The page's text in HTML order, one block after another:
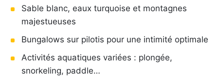
Sable blanc, eaux turquoise et montagnes
majestueuses
Bungalows sur pilotis pour une intimité optimale
Activités aquatiques variées : plongée,
snorkeling, paddle…